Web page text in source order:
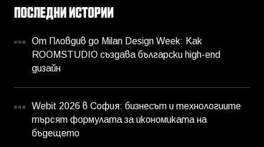
ПОСЛЕДНИ ИСТОРИИ
От Пловдив до Milan Design Week: Как
ROOMSTUDIO създава български high-end
дизайн
Webit 2026 в София: бизнесът и технологиите
търсят формулата за икономиката на
бъдещето